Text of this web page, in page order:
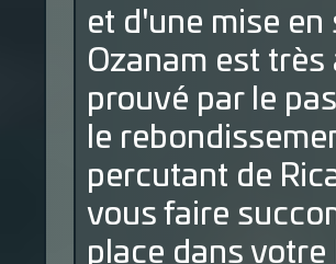
et d'une mise
Ozanam est
prouvé par le
le
percutant de
vous faire
place dans